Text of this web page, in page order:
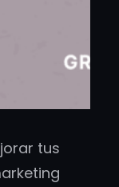
tus